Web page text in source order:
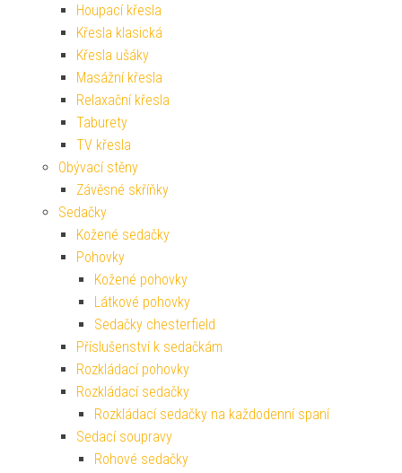
Houpací křesla
Křesla klasická
Křesla ušáky
Masážní křesla
Relaxační křesla
Taburety
TV křesla
Obývací stěny
Závěsné skříňky
Sedačky
Kožené sedačky
Pohovky
Kožené pohovky
Látkové pohovky
Sedačky chesterfield
Příslušenství k sedačkám
Rozkládací pohovky
Rozkládací sedačky
Rozkládací sedačky na každodenní spaní
Sedací soupravy
Rohové sedačky